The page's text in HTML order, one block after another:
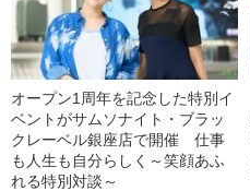
オープン1周年を記念した特別イ
ベントがサムソナイト・ブラッ
クレーベル銀座店で開催 仕事
も人生も自分らしく～笑顔あふ
れる特別対談～